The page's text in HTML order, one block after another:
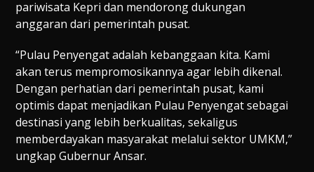
pariwisata Kepri dan mendorong dukungan
anggaran dari pemerintah pusat.
“Pulau Penyengat adalah kebanggaan kita. Kami
akan terus mempromosikannya agar lebih dikenal.
Dengan perhatian dari pemerintah pusat, kami
optimis dapat menjadikan Pulau Penyengat sebagai
destinasi yang lebih berkualitas, sekaligus
memberdayakan masyarakat melalui sektor UMKM,”
ungkap Gubernur Ansar.